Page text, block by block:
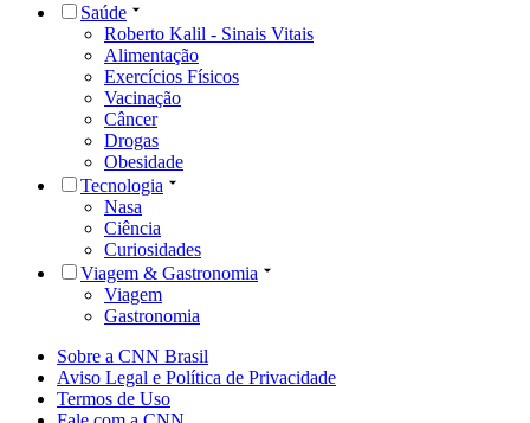
Saúde
Roberto Kalil - Sinais Vitais
Alimentação
Exercícios Físicos
Vacinação
Câncer
Drogas
Obesidade
Tecnologia
Nasa
Ciência
Curiosidades
Viagem & Gastronomia
Viagem
Gastronomia
Sobre a CNN Brasil
Aviso Legal e Política de Privacidade
Termos de Uso